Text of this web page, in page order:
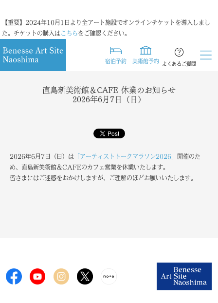
【重要】2024年10月1日より全アート施設でオンラインチケットを導入しまし
た。チケットの購入は こちらをご確認ください。
宿泊予約 美術館予約 よくあるご質問
直島新美術館＆CAFE 休業のお知らせ
2026年6月7日（日）
2026年6月7日（日）は 「アーティストトークマラソン2026」 開催のた
め、直島新美術館＆CAFEのカフェ営業を休業いたします。
皆さまにはご迷惑をおかけしますが、ご理解のほどお願いいたします。